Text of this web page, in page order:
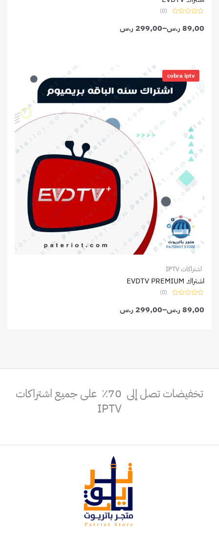
التقييم
0
(0)
89,00ر.س–
299,00 ر.س
cobra iptv
اشتراكات IPTV
اشتراك EVDTV PREMIUM
التقييم
0
(0)
89,00ر.س–
299,00 ر.س
السعر:
من
خلال
تخفيضات تصل إلى 70٪ على جميع اشتراكات
IPTV